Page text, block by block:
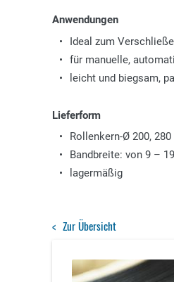
Anwendungen
Ideal zum
für manuelle,
leicht und biegsam,
Lieferform
Rollenkern-Ø 200,
Bandbreite: von 9 –
lagermäßig
Zur Übersicht